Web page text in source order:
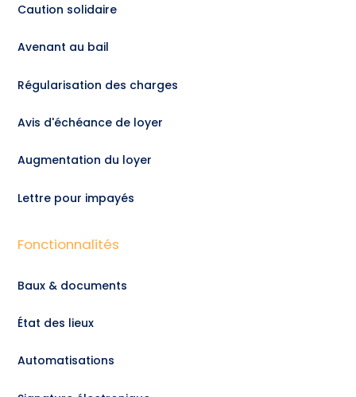
Caution solidaire
Avenant au bail
Régularisation des charges
Avis d'échéance de loyer
Augmentation du loyer
Lettre pour impayés
Fonctionnalités
Baux & documents
État des lieux
Automatisations